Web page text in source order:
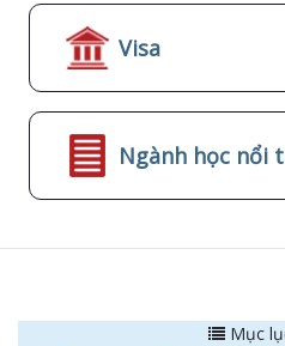
Visa
Ngành học nổi
Mục